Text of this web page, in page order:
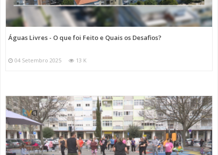
Águas Livres - O que foi Feito e Quais os Desafios?
04 Setembro 2025 13 K